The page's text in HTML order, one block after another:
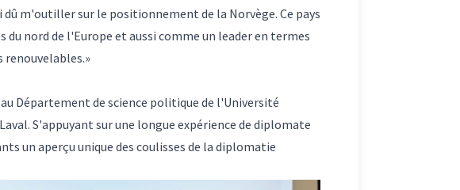
m'outiller sur le positionnement de la Norvège. Ce pays
nord de l'Europe et aussi comme un leader en termes
Département de science politique de l'Université
S'appuyant sur une longue expérience de diplomate
un aperçu unique des coulisses de la diplomatie